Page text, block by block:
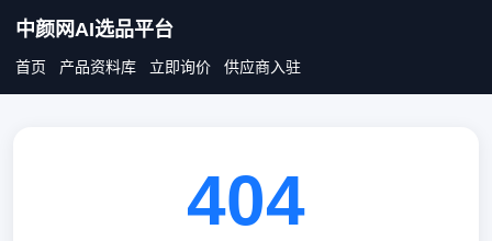
中颜网AI选品平台
首页 产品资料库 立即询价 供应商入驻
404